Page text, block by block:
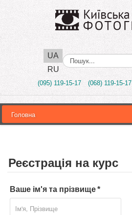
UA
RU
Поиск..
(095) 119-15-17 (068) 119-15-17
Реєстрація на курс
Ваше ім'я та прізвище*